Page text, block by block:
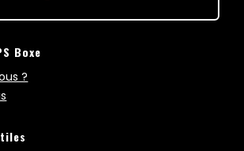
Boxe
?